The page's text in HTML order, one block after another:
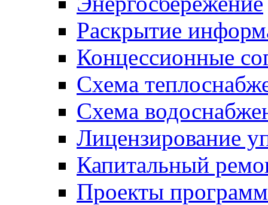
Раскрытие
Концессионные
Схема
Схема
Лицензирование
Капитальный
Проекты программ